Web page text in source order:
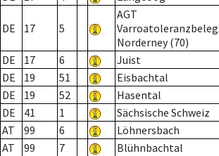
DE 17 5
AGT
Norderney (70)
DE 17 6 Juist
DE
19 51 Eisbachtal
DE
19 52 Hasental
DE
41 1 Sächsische Schweiz
AT
99 6 Löhnersbach
AT
99 7 Blühnbachtal